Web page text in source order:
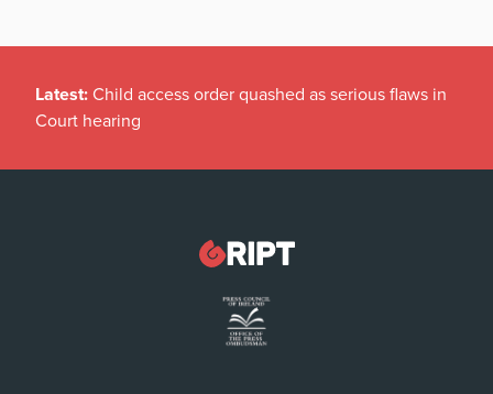
Latest: Child access order quashed as serious flaws in
Court hearing